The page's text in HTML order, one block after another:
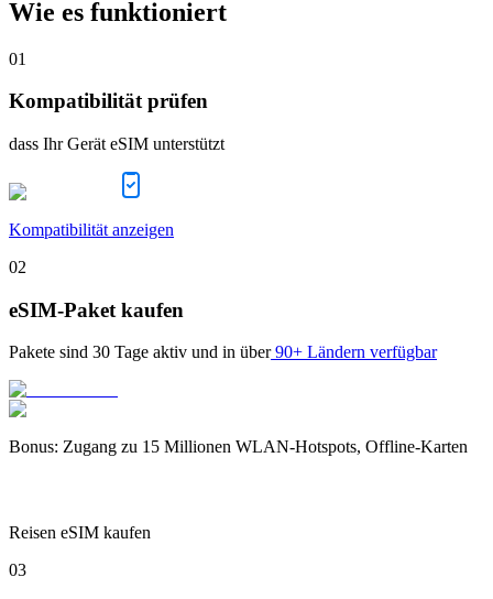
Wie es funktioniert
01
Kompatibilität prüfen
dass Ihr Gerät eSIM unterstützt
Kompatibilität anzeigen
02
eSIM-Paket kaufen
Pakete sind 30 Tage aktiv und in über 90+ Ländern verfügbar
Bonus: Zugang zu 15 Millionen WLAN-Hotspots, Offline-Karten
Reisen eSIM kaufen
03